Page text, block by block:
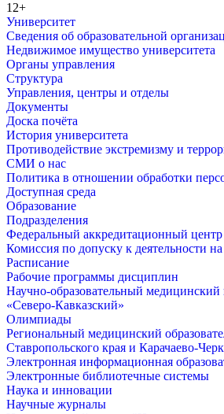
12+
Университет
Сведения об образовательной
Недвижимое имущество университета
Органы управления
Структура
Управления, центры и отделы
Документы
Доска почёта
История университета
Противодействие экстремизму и
СМИ о нас
Политика в отношении обработки
Доступная среда
Образование
Подразделения
Федеральный аккредитационный центр
Комиссия по допуску к деятельности
Расписание
Рабочие программы дисциплин
Научно-образовательный
«Северо-Кавказский»
Олимпиады
Региональный медицинский
Ставропольского края и Карачаево-
Электронная информационная
Электронные библиотечные системы
Наука и инновации
Научные журналы